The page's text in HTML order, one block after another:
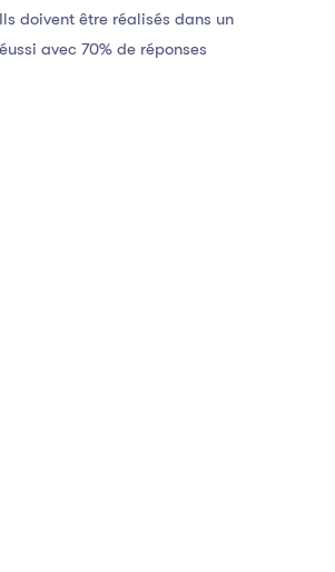
doivent être réalisés dans un
avec 70% de réponses